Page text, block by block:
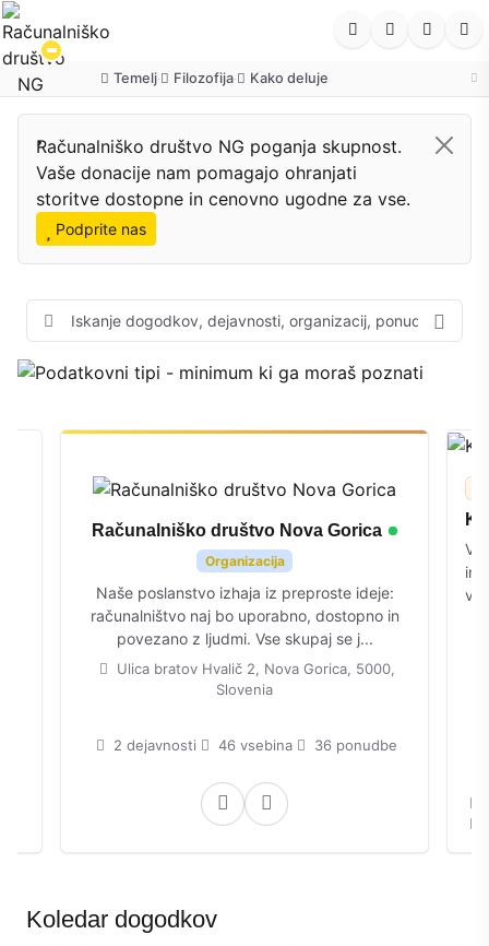
Temelj· Filozofija· Kako deluje
Računalniško društvo NG poganja skupnost.
Vaše donacije nam pomagajo ohranjati
storitve dostopne in cenovno ugodne za vse.
Podprite nas
Podatkovni tipi - minimum ki ga
moraš poznati
Računalniško društvo Nova Gorica
Organizacija
Naše poslanstvo izhaja iz preproste ideje:
računalništvo naj bo uporabno, dostopno in
povezano z ljudmi. Vse skupaj se j...
Ulica bratov Hvalič 2, Nova Gorica, 5000,
Slovenia
2 dejavnosti 46 vsebina 36 ponudbe
in
Koledar dogodkov